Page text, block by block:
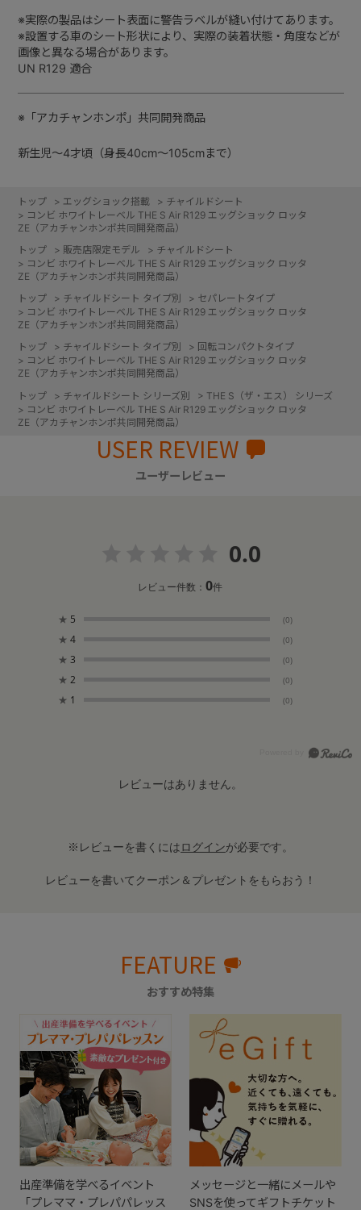
※実際の製品はシート表面に警告ラベルが縫い付けてあります。
※設置する車のシート形状により、実際の装着状態・角度などが
画像と異なる場合があります。
UN R129 適合
※「アカチャンホンポ」共同開発商品
新生児～4才頃（身長40cm～105cmまで）
トップ > エッグショック搭載 > チャイルドシート
> コンビ ホワイトレーベル THE S Air R129 エッグショック ロッタ
ZE（アカチャンホンポ共同開発商品）
トップ
> 販売店限定モデル > チャイルドシート
> コンビ ホワイトレーベル THE S Air R129 エッグショック ロッタ
ZE（アカチャンホンポ共同開発商品）
トップ
> チャイルドシート タイプ別 > セパレートタイプ
> コンビ ホワイトレーベル THE S Air R129 エッグショック ロッタ
ZE（アカチャンホンポ共同開発商品）
トップ
> チャイルドシート タイプ別 > 回転コンパクトタイプ
> コンビ ホワイトレーベル THE S Air R129 エッグショック ロッタ
ZE（アカチャンホンポ共同開発商品）
トップ
> チャイルドシート シリーズ別 > THE S（ザ・エス） シリーズ
> コンビ ホワイトレーベル THE S Air R129 エッグショック ロッタ
ZE（アカチャンホンポ共同開発商品）
USER REVIEW
ユーザーレビュー
0.0
レビュー件数：0件
★ 5 (0)
★ 4 (0)
★ 3 (0)
★ 2 (0)
★ 1 (0)
レビューはありません。
※レビューを書くにはログインが必要です。
レビューを書いてクーポン＆プレゼントをもらおう！
FEATURE
おすすめ特集
出産準備を学べるイベント
「プレママ・プレパパレッス
メッセージと一緒にメールや
SNSを使ってギフトチケット